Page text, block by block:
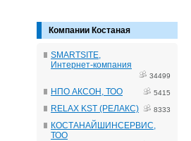
Компании Костаная
SMARTSITE,
Интернет-компания
34499
НПО АКСОН, ТОО 5415
RELAX KST (РЕЛАКС) 8333
КОСТАНАЙШИНСЕРВИС,
ТОО